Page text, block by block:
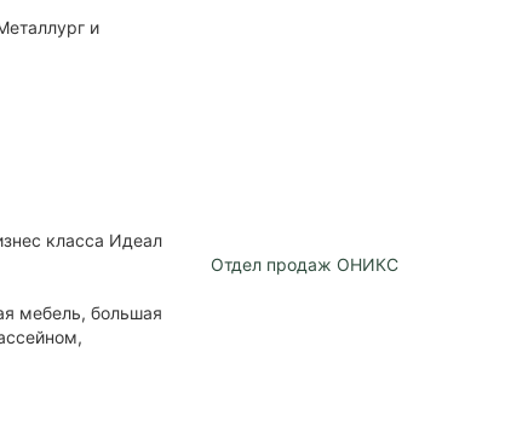
и
класса Идеал
мебель, большая
Отдел продаж ОНИКС